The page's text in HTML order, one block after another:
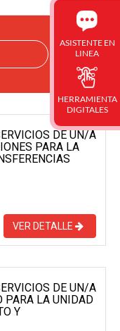
DE UN/A
PARA LA
VER DETALLE
DE UN/A
PARA LA UNIDAD
Y
ASISTENTE EN
LINEA
HERRAMIENTA
DIGITALES